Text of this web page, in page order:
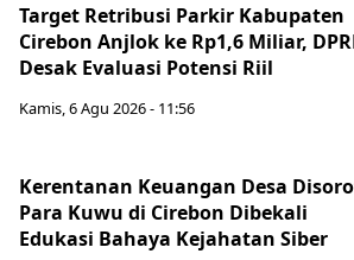
Target Retribusi Parkir Kabupaten
Cirebon Anjlok ke Rp1,6 Miliar,
Desak Evaluasi Potensi Riil
Kamis, 6 Agu 2026 - 11:56
Kerentanan Keuangan Desa
Para Kuwu di Cirebon Dibekali
Edukasi Bahaya Kejahatan Siber